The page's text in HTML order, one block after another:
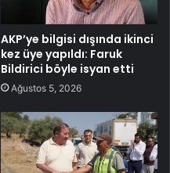
AKP’ye bilgisi dışında ikinci
kez üye yapıldı: Faruk
Bildirici böyle isyan etti
Ağustos 5, 2026